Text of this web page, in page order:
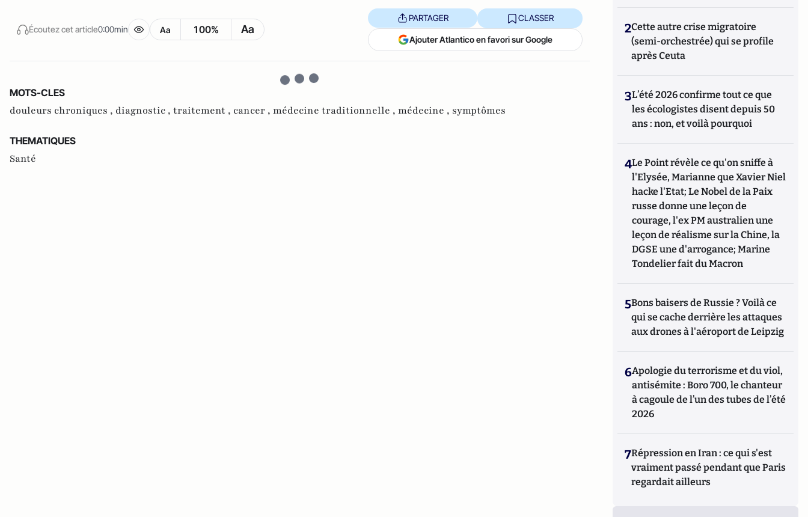
Écoutez cet article0:00min Aa 100% Aa
PARTAGER CLASSER
Ajouter Atlantico en favori sur Google
MOTS-CLES
douleurs chroniques , diagnostic , traitement , cancer , médecine traditionnelle , médecine , symptômes
THEMATIQUES
Santé
2Cette autre crise migratoire
(semi-orchestrée) qui se profile
après Ceuta
3L’été 2026 confirme tout ce que
les écologistes disent depuis 50
ans : non, et voilà pourquoi
4Le Point révèle ce qu'on sniffe à
l'Elysée, Marianne que Xavier Niel
hacke l'Etat; Le Nobel de la Paix
russe donne une leçon de
courage, l'ex PM australien une
leçon de réalisme sur la Chine, la
DGSE une d'arrogance; Marine
Tondelier fait du Macron
5Bons baisers de Russie ? Voilà ce
qui se cache derrière les attaques
aux drones à l'aéroport de Leipzig
6Apologie du terrorisme et du viol,
antisémite : Boro 700, le chanteur
à cagoule de l’un des tubes de l’été
2026
7Répression en Iran : ce qui s'est
vraiment passé pendant que Paris
regardait ailleurs